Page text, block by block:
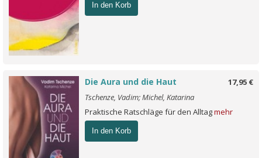
In den Korb
17,95 €
Die Aura und die Haut
Tschenze, Vadim; Michel, Katarina
Praktische Ratschläge für den Alltagmehr
In den Korb